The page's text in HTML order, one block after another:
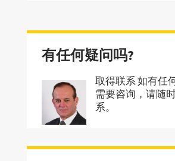
有任何疑问吗?
取得联系 如有任
需要咨询，请随
系。